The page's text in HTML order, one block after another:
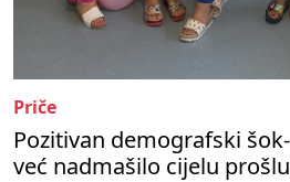
Priče
Pozitivan demografski
već nadmašilo cijelu